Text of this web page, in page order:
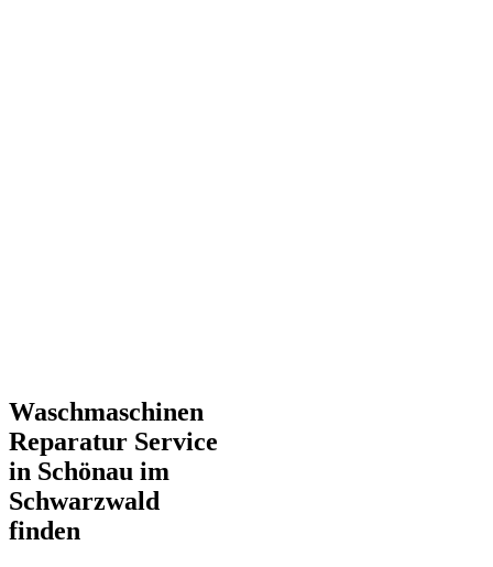
Waschmaschinen
Reparatur Service
in Schönau im
Schwarzwald
finden